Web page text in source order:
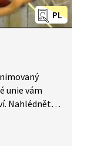
PL
unie vám
Nahlédněte